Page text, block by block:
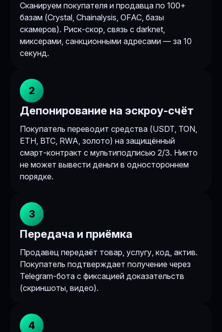
Сканируем покупателя и продавца по 100+
базам (Crystal, Chainalysis, OFAC, базы
скамеров). Риск-скор, связь с darknet,
миксерами, санкционными адресами — за 10
секунд.
2
Депонирование на эскроу-счёт
Покупатель переводит средства (USDT, TON,
ETH, BTC, RWA, золото) на защищённый
смарт-контракт с мультиподписью 2/3. Никто
не может вывести деньги в одностороннем
порядке.
3
Передача и приёмка
Продавец передаёт товар, услугу, код, актив.
Покупатель подтверждает получение через
Telegram-бота с фиксацией доказательств
(скриншоты, видео).
4